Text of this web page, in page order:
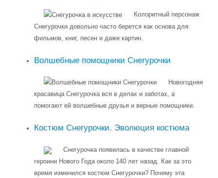
Колоритный персонаж
Снегурочки довольно часто берется как основа для
фильмов, книг, песен и даже картин.
Волшебные помощники Снегурочки
Новогодняя
красавица Снегурочка вся в делах и заботах, а
помогают ей волшебные друзья и верные помощники.
Костюм Снегурочки. Эволюция костюма
Снегурочка появилась в качестве главной
героини Нового Года около 140 лет назад. Как за это
время изменился костюм Снегурочки? Почему эта